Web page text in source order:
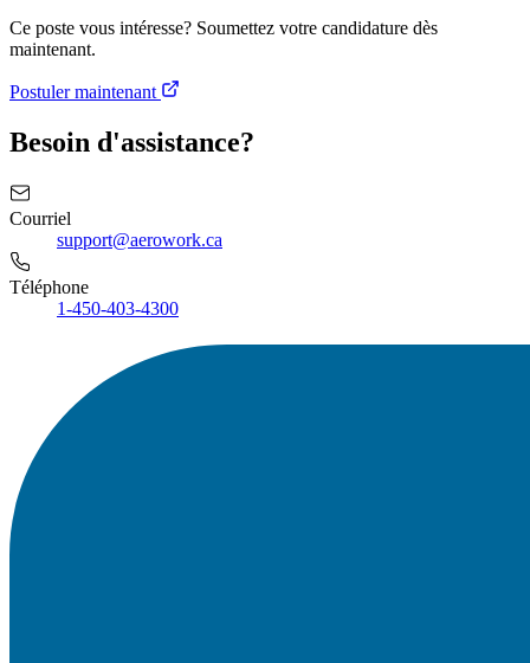
Ce poste vous intéresse? Soumettez votre candidature dès
maintenant.
Postuler maintenant
Besoin d'assistance?
Courriel
support@aerowork.ca
Téléphone
1-450-403-4300